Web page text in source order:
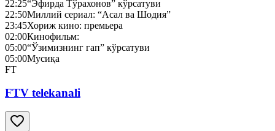
22:25“Эфирда Тўрахонов” кўрсатуви
22:50Миллий сериал: “Асал ва Шодия”
23:45Хориж кино: премьера
02:00Кинофильм:
05:00“Ўзимизнинг гап” кўрсатуви
05:00Мусиқа
FT
FTV telekanali